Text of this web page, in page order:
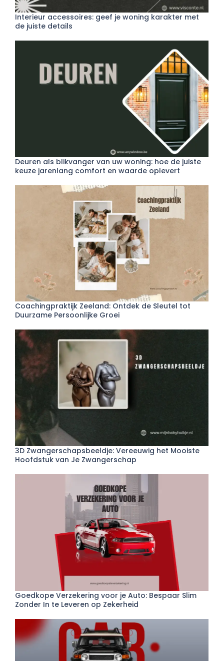
Interieur accessoires: geef je woning karakter met
de juiste details
Deuren als blikvanger van uw woning: hoe de juiste
keuze jarenlang comfort en waarde oplevert
Coachingpraktijk Zeeland: Ontdek de Sleutel tot
Duurzame Persoonlijke Groei
3D Zwangerschapsbeeldje: Vereeuwig het Mooiste
Hoofdstuk van Je Zwangerschap
Goedkope Verzekering voor je Auto: Bespaar Slim
Zonder In te Leveren op Zekerheid